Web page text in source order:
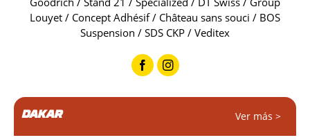
Louyet / Concept Adhésif / Château sans souci / BOS
Suspension / SDS CKP / Veditex
DAKAR Ver más >